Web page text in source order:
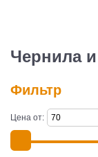
Чернила
Фильтр
Цена от: